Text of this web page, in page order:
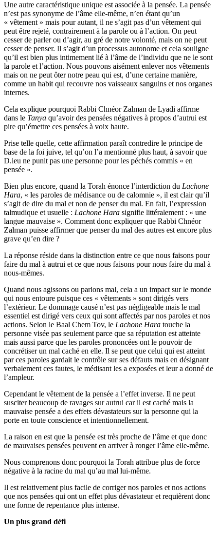
Une autre caractéristique unique est associée à la pensée. La pensée
n’est pas synonyme de l’âme elle-même, n’en étant qu’un
« vêtement » mais pour autant, il ne s’agit pas d’un vêtement qui
peut être rejeté, contrairement à la parole ou à l’action. On peut
cesser de parler ou d’agir, au gré de notre volonté, mais on ne peut
cesser de penser. Il s’agit d’un processus autonome et cela souligne
qu’il est bien plus intimement lié à l’âme de l’individu que ne le sont
la parole et l’action. Nous pouvons aisément enlever nos vêtements
mais on ne peut ôter notre peau qui est, d’une certaine manière,
comme un habit qui recouvre nos vaisseaux sanguins et nos organes
internes.
Cela explique pourquoi Rabbi Chnéor Zalman de Lyadi affirme
dans le Tanya qu’avoir des pensées négatives à propos d’autrui est
pire qu’émettre ces pensées à voix haute.
Prise telle quelle, cette affirmation paraît contredire le principe de
base de la foi juive, tel qu’on l’a mentionné plus haut, à savoir que
D.ieu ne punit pas une personne pour les péchés commis « en
pensée ».
Bien plus encore, quand la Torah énonce l’interdiction du Lachone
Hara, « les paroles de médisance ou de calomnie », il est clair qu’il
s’agit de dire du mal et non de penser du mal. En fait, l’expression
talmudique et usuelle : Lachone Hara signifie littéralement : « une
langue mauvaise ». Comment donc expliquer que Rabbi Chnéor
Zalman puisse affirmer que penser du mal des autres est encore plus
grave qu’en dire ?
La réponse réside dans la distinction entre ce que nous faisons pour
faire du mal à autrui et ce que nous faisons pour nous faire du mal à
nous-mêmes.
Quand nous agissons ou parlons mal, cela a un impact sur le monde
qui nous entoure puisque ces « vêtements » sont dirigés vers
l’extérieur. Le dommage causé n’est pas négligeable mais le mal
essentiel est dirigé vers ceux qui sont affectés par nos paroles et nos
actions. Selon le Baal Chem Tov, le Lachone Hara touche la
personne visée pas seulement parce que sa réputation est atteinte
mais aussi parce que les paroles prononcées ont le pouvoir de
concrétiser un mal caché en elle. Il se peut que celui qui est atteint
par ces paroles gardait le contrôle sur ses défauts mais en désignant
verbalement ces fautes, le médisant les a exposées et leur a donné de
l’ampleur.
Cependant le vêtement de la pensée a l’effet inverse. Il ne peut
susciter beaucoup de ravages sur autrui car il est caché mais la
mauvaise pensée a des effets dévastateurs sur la personne qui la
porte en toute conscience et intentionnellement.
La raison en est que la pensée est très proche de l’âme et que donc
de mauvaises pensées peuvent en arriver à ronger l’âme elle-même.
Nous comprenons donc pourquoi la Torah attribue plus de force
négative à la racine du mal qu’au mal lui-même.
Il est relativement plus facile de corriger nos paroles et nos actions
que nos pensées qui ont un effet plus dévastateur et requièrent donc
une forme de repentance plus intense.
Un plus grand défi